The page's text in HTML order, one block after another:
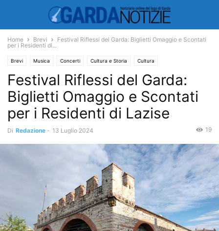
Home Brevi
Festival Riflessi del Garda: Biglietti Omaggio e Scontati
per i Residenti di...
Brevi Musica Concerti Cultura e Storia Cultura
Manifestazioni ed Eventi Manifestazioni
Festival Riflessi del Garda:
Biglietti Omaggio e Scontati
per i Residenti di Lazise
Di Redazione - 13 Luglio 2024 19